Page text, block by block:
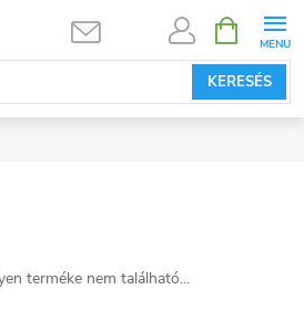
KERESÉS
KOSÁR
terméke nem található...